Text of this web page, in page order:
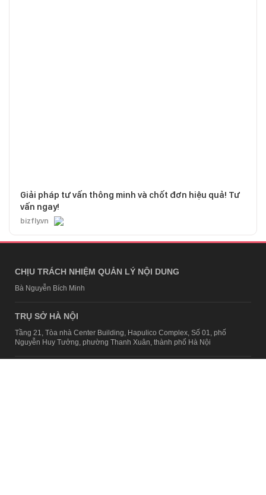
Giải pháp tư vấn thông minh và chốt đơn hiệu quả! Tư
vấn ngay!
bizfly.vn
CHỊU TRÁCH NHIỆM QUẢN LÝ NỘI DUNG
Bà Nguyễn Bích Minh
TRỤ SỞ HÀ NỘI
Tầng 21, Tòa nhà Center Building, Hapulico Complex, Số 01, phố
Nguyễn Huy Tưởng, phường Thanh Xuân, thành phố Hà Nội